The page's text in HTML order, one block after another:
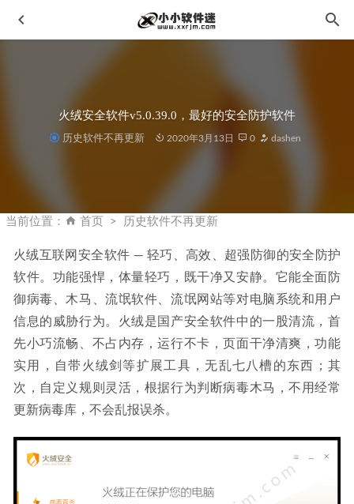
火绒安全软件v5.0.39.0，最好的安全防护软件
历史软件不再更新 2020年3月13日 0 dashen
当前位置： 首页 历史软件不再更新
火绒互联网安全软件 — 轻巧、高效、超强防御的安全防护
软件。功能强悍，体量轻巧，既干净又安静。它能全面防
御病毒、木马、流氓软件、流氓网站等对电脑系统和用户
信息的威胁行为。火绒是国产安全软件中的一股清流，首
先小巧流畅、不占内存，运行不卡，页面干净清爽，功能
实用，自带火绒剑等扩展工具，无乱七八槽的东西；其
次，自定义规则灵活，根据行为判断病毒木马，不用经常
更新病毒库，不会乱报误杀。
03
Movavi Video Editor 2024 v24.2.0 中文破解版 2023-11-27
WinRAR 5.x x32/x64 无视文件锁定补丁v1.5 2020-04-10
ON1 Resize 2023 v17.1.1.13620中文修正破解版-照片缩放处
理软件 2023-03-15